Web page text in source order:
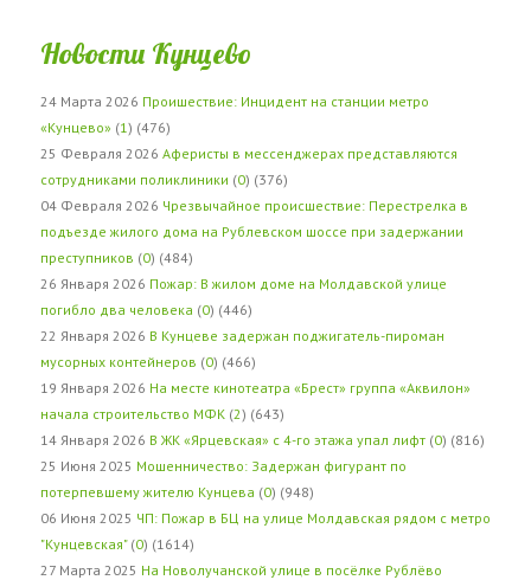
Новости Кунцево
24 Марта 2026 Проишествие: Инцидент на станции метро
«Кунцево» (1 ) (476)
25 Февраля 2026 Аферисты в мессенджерах представляются
сотрудниками поликлиники (0) (376)
04 Февраля 2026 Чрезвычайное происшествие: Перестрелка в
подъезде жилого дома на Рублевском шоссе при задержании
преступников (0) (484)
26 Января 2026 Пожар: В жилом доме на Молдавской улице
погибло два человека (0) (446)
22 Января 2026 В Кунцеве задержан поджигатель-пироман
мусорных контейнеров (0) (466)
19 Января 2026 На месте кинотеатра «Брест» группа «Аквилон»
начала строительство МФК (2) (643)
14 Января 2026 В ЖК «Ярцевская» с 4-го этажа упал лифт (0) (816)
25 Июня 2025 Мошенничество: Задержан фигурант по
потерпевшему жителю Кунцева (0) (948)
06 Июня 2025 ЧП: Пожар в БЦ на улице Молдавская рядом с метро
"Кунцевская" (0) (1614)
27 Марта 2025 На Новолучанской улице в посёлке Рублёво